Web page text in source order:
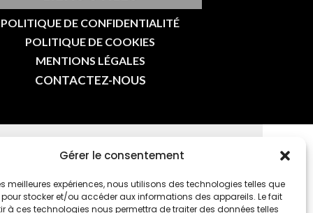
Gérer le consentement
meilleures expériences, nous utilisons des technologies telles que
stocker et/ou accéder aux informations des appareils. Le fait
à ces technologies nous permettra de traiter des données telles
POLITIQUE DE CONFIDENTIALITÉ
POLITIQUE DE COOKIES
MENTIONS LÉGALES
CONTACTEZ-NOUS
MAIL